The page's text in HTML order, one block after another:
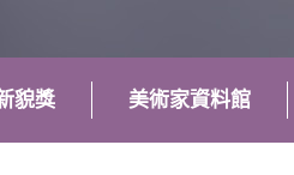
貌獎 美術家資料館